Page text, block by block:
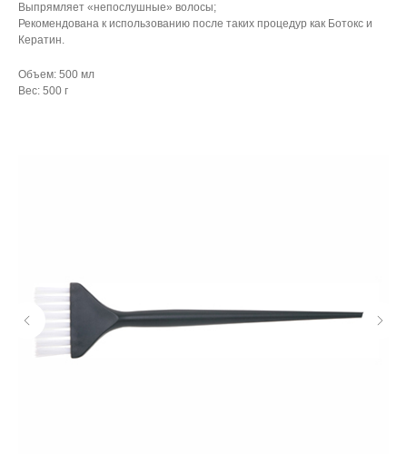
Выпрямляет «непослушные» волосы;
Рекомендована к использованию после таких процедур как Ботокс и
Кератин.
Объем: 500 мл
Вес: 500 г